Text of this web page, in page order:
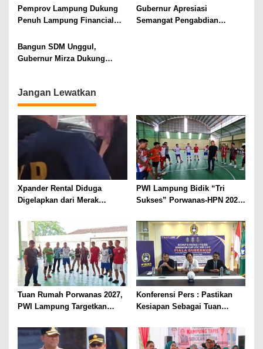
Dorong Lahirnya Generasi
Emas
Pemprov Lampung Dukung
Penuh Lampung Financial
Keuangan Generasi Muda
Gubernur Apresiasi
Semangat Pengabdian
Bangun SDM Unggul,
Gubernur Mirza Dukung
Lampung
Jangan Lewatkan
Xpander Rental Diduga
Digelapkan dari Merak
Pengemudinya Prajurit TNI
AL
PWI Lampung Bidik “Tri
Sukses” Porwanas-HPN 2027:
Pariwisata Menggeliat
Tuan Rumah Porwanas 2027,
PWI Lampung Targetkan
Konferensi Pers : Pastikan
Kesiapan Sebagai Tuan
Tiga Venue Pelaksanaan
Soeratin Cup Piala Gubernur